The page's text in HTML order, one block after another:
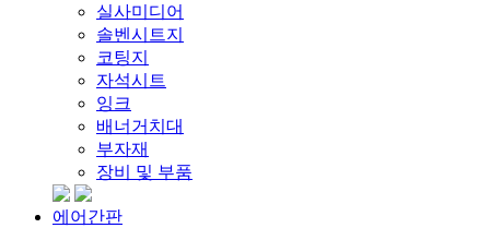
실사미디어
솔벤시트지
코팅지
자석시트
잉크
배너거치대
부자재
장비 및 부품
에어간판